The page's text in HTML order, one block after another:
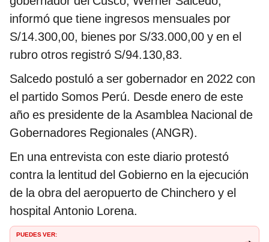
informó que tiene ingresos mensuales por
S/14.300,00, bienes por S/33.000,00 y en el
rubro otros registró S/94.130,83.
Salcedo postuló a ser gobernador en 2022 con
el partido Somos Perú. Desde enero de este
año es presidente de la Asamblea Nacional de
Gobernadores Regionales (ANGR).
En una entrevista con este diario protestó
contra la lentitud del Gobierno en la ejecución
de la obra del aeropuerto de Chinchero y el
hospital Antonio Lorena.
PUEDES VER: